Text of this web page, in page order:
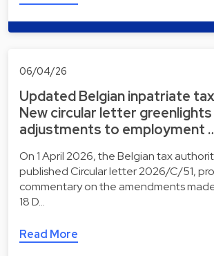
06/04/26
Updated Belgian inpatriate
New circular letter
adjustments to employment
On 1 April 2026, the Belgian tax
published Circular letter 2026/C/51,
commentary on the amendments
18 D…
Read More